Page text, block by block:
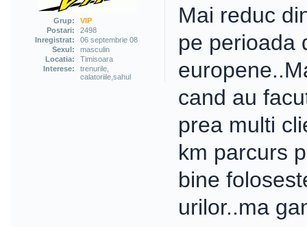
Grup:
VIP
Postari:
2498
Inregistrat:
06 septembrie 08
Sexul:
masculin
Locatia:
Timisoara
Interese:
trenurile,
calatoriile,sahul
Mai reduc
pe perioada
cand au
prea multi
km parcurs
bine
urilor..ma